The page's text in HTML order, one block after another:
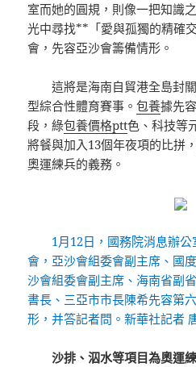
室而她的圓規，則像一把知識
光中尋找**「愛與孤獨的精確
會，先容亞沙會籌備情形。
這將是海南自貿港全島封
型綜合性體育賽事。包養據先
段，綠包養價格ptt色、科技等
將餐與加入13個年夜項的比拼
奧運練兵的義務。
1月12日，國務院消息辦
會，亞沙會組委會副主席、國
沙會組委會副主席、海南省副
書長、三亞市市長陳希先容第
形，并答記者問。新華社記者
沙排、泅水等項目為奧運